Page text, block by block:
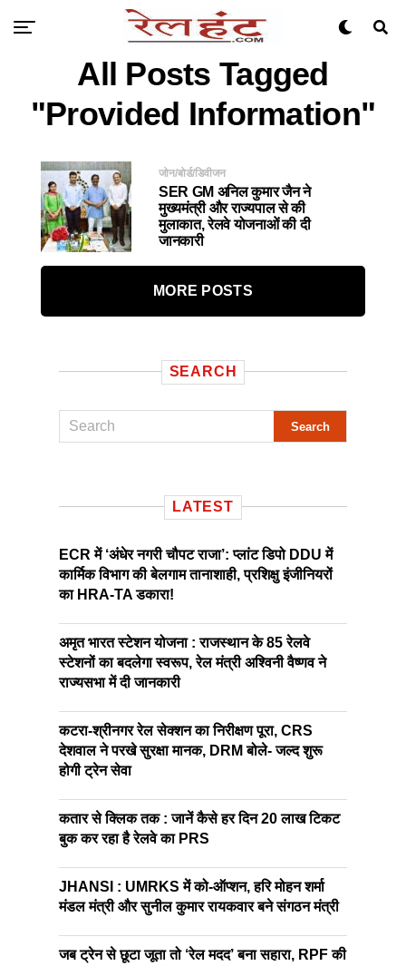
All Posts Tagged
"provided Information"
जोन/बोर्ड/डिवीजन
SER GM अनिल कुमार जैन ने
मुख्यमंत्री और राज्यपाल से की
मुलाकात, रेलवे योजनाओं की दी
जानकारी
MORE POSTS
SEARCH
LATEST
ECR में ‘अंधेर नगरी चौपट राजा’: प्लांट डिपो DDU में
कार्मिक विभाग की बेलगाम तानाशाही, प्रशिक्षु इंजीनियरों
का HRA-TA डकारा!
अमृत भारत स्टेशन योजना : राजस्थान के 85 रेलवे
स्टेशनों का बदलेगा स्वरूप, रेल मंत्री अश्विनी वैष्णव ने
राज्यसभा में दी जानकारी
कटरा-श्रीनगर रेल सेक्शन का निरीक्षण पूरा, CRS
देशवाल ने परखे सुरक्षा मानक, DRM बोले- जल्द शुरू
होगी ट्रेन सेवा
कतार से क्लिक तक : जानें कैसे हर दिन 20 लाख टिकट
बुक कर रहा है रेलवे का PRS
JHANSI : UMRKS में को-ऑप्शन, हरि मोहन शर्मा
मंडल मंत्री और सुनील कुमार रायकवार बने संगठन मंत्री
जब ट्रेन से छूटा जूता तो ‘रेल मदद’ बना सहारा, RPF की